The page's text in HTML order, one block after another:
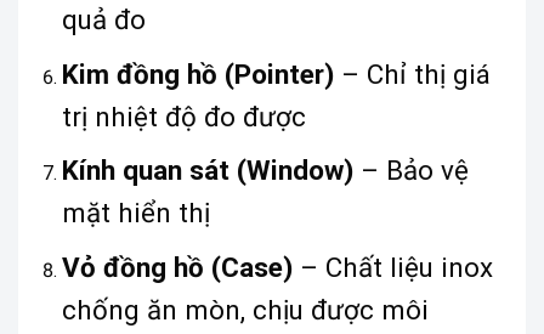
quả đo
Kim đồng hồ (Pointer)– Chỉ thị giá
trị nhiệt độ đo được
Kính quan sát (Window)– Bảo vệ
mặt hiển thị
Vỏ đồng hồ (Case)– Chất liệu inox
chống ăn mòn, chịu được môi